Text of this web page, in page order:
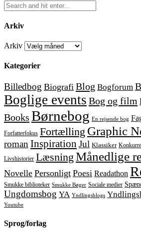
Arkiv
Arkiv
Kategorier
Billedbog Biografi Blog Bogforum
Boglige events Bog og film
Books Børnebog En rejsende bog
Forfatterfokus Fortælling Graphic
roman Inspiration Jul Klassiker
Livshistorier Læsning Månedlige
Novelle Personligt Poesi Readathon
Smukke biblioteker Smukke Bøger Sociale medier
Ungdomsbog YA Yndlingsblogs
Youtube
Sprog/forlag